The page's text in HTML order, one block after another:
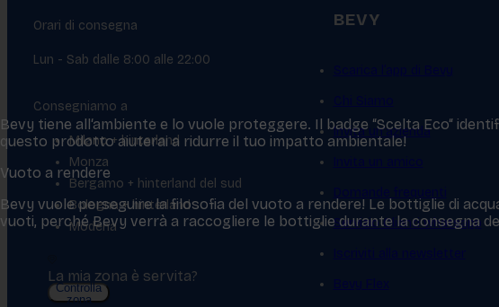
Bevy tiene all‘ambiente e lo vuole proteggere. Il badge “Scelta Eco“
questo prodotto aiuterai a ridurre il tuo impatto ambientale!
Vuoto a rendere
Bevy vuole perseguire la filosofia del vuoto a rendere! Le bottiglie di
vuoti, perché Bevy verrà a raccogliere le bottiglie durante la consegna
Orari di consegna
Lun - Sab dalle 8:00 alle 22:00
Consegniamo a
Milano + hinterland
Monza
Bergamo + hinterland del sud
Bologna + hinterland
Modena
La mia zona è servita?
Controlla
zona
BEVY
Invita un'azienda
Servizio Clienti whatsapp